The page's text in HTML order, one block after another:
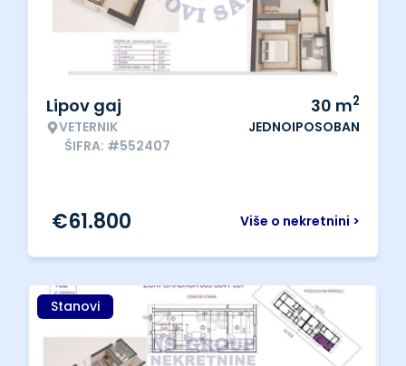
Lipov gaj
VETERNIK
ŠIFRA: #552407
30 m2
JEDNOIPOSOBAN
Više o nekretnini >
€61.800
Stanovi